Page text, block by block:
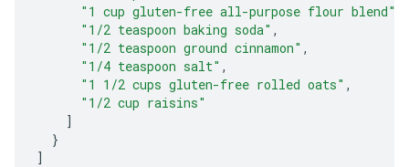
"1 cup gluten-free all-purpose flour blend"
"1/2 teaspoon baking soda" ,
"1/2 teaspoon ground cinnamon" ,
"1/4 teaspoon salt" ,
"1 1/2 cups gluten-free rolled oats" ,
"1/2 cup raisins"
]
}
]